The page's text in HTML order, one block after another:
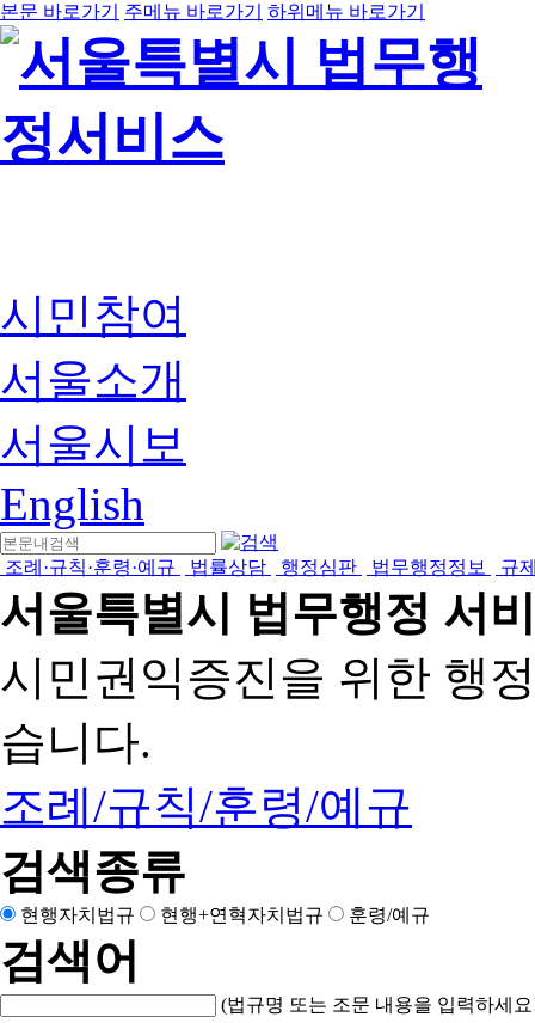
본문 바로가기 주메뉴 바로가기 하위메뉴 바로가기
시민참여
서울소개
서울시보
English
조례·규칙·훈령·예규 법률상담 행정심판 법무행정정보 규
서울특별시 법무행정 서
시민권익증진을 위한 행
습니다.
조례/규칙/훈령/예규
검색종류
현행자치법규 현행+연혁자치법규 훈령/예규
검색어
(법규명 또는 조문 내용을 입력하세